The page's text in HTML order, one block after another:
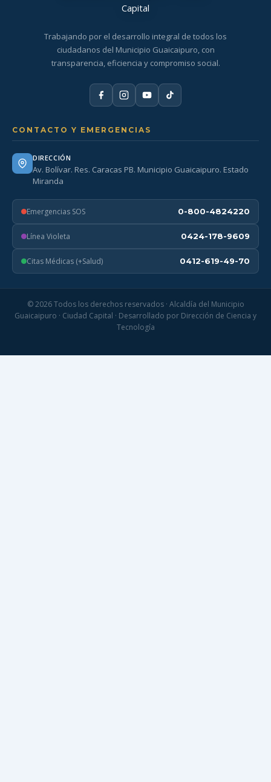
Trabajando por el desarrollo integral de todos los
ciudadanos del Municipio Guaicaipuro, con
transparencia, eficiencia y compromiso social.
CONTACTO Y EMERGENCIAS
DIRECCIÓN
Av. Bolívar. Res. Caracas PB. Municipio Guaicaipuro. Estado
Miranda
Emergencias SOS 0-800-4824220
Línea Violeta 0424-178-9609
Citas Médicas (+Salud) 0412-619-49-70
© 2026 Todos los derechos reservados · Alcaldía del Municipio
Guaicaipuro · Ciudad Capital · Desarrollado por Dirección de Ciencia y
Tecnología